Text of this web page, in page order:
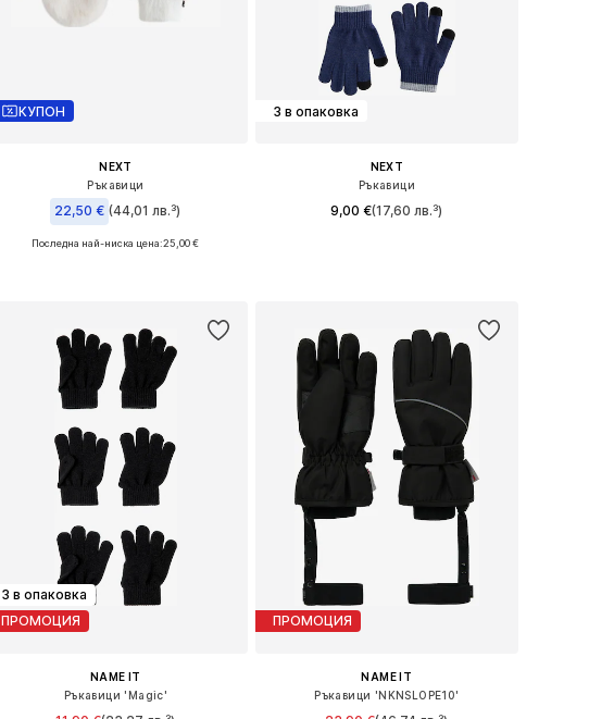
КУПОН
NEXT
Ръкавици
22,50 € (44,01 лв.³)
Налични размери: XS-M
Последна най-ниска цена:25,00 €
3 в опаковка
NEXT
Ръкавици
9,00 €(17,60 лв.³)
3 в опаковка
ПРОМОЦИЯ
NAME IT
Ръкавици 'Magic'
ПРОМОЦИЯ
NAME IT
Ръкавици 'NKNSLOPE10'